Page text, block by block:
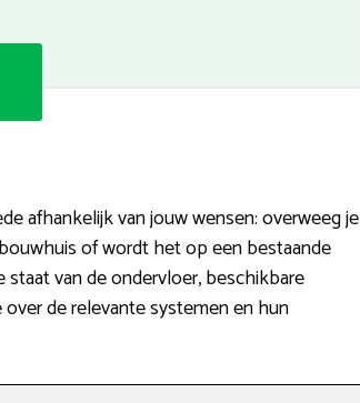
afhankelijk van jouw wensen: overweeg je
of wordt het op een bestaande
van de ondervloer, beschikbare
de relevante systemen en hun